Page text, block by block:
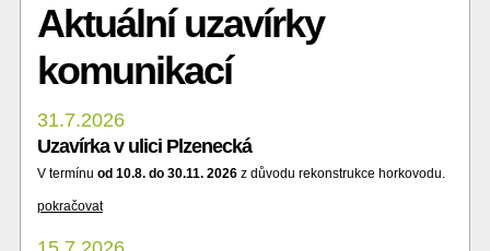
Aktuální uzavírky
komunikací
31.7.2026
Uzavírka v ulici Plzenecká
V termínu od 10.8. do 30.11. 2026z důvodu rekonstrukce horkovodu.
pokračovat